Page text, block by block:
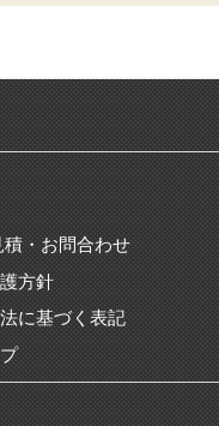
・お問合わせ
方針
に基づく表記